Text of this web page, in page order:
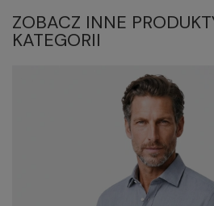
ZOBACZ INNE
KATEGORII